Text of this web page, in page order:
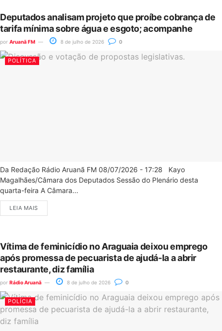
Deputados analisam projeto que proíbe cobrança de
tarifa mínima sobre água e esgoto; acompanhe
por Aruanã FM 8 de julho de 2026 0
POLÍTICA
Da Redação Rádio Aruanã FM 08/07/2026 - 17:28 Kayo
Magalhães/Câmara dos Deputados Sessão do Plenário desta
quarta-feira A Câmara...
LEIA MAIS
Vítima de feminicídio no Araguaia deixou emprego
após promessa de pecuarista de ajudá-la a abrir
restaurante, diz família
por Rádio Aruanã 8 de julho de 2026 0
POLÍCIA